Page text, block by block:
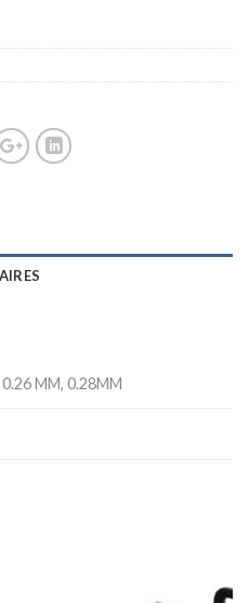
MM, 0.28MM